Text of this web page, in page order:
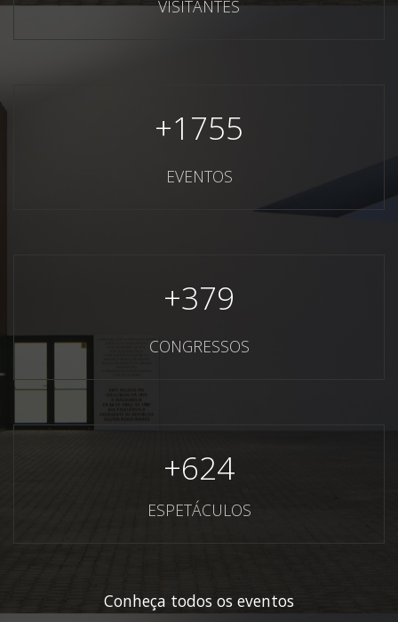
VISITANTES
+1755
EVENTOS
+379
CONGRESSOS
+624
ESPETÁCULOS
Conheça todos os eventos